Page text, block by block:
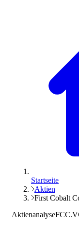
Startseite
Aktien
First Cobalt
AktienanalyseFCC.V